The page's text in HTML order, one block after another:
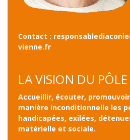
Contact :
vienne.fr
LA VISION DU PÔLE
Accueillir, écouter,
manière inconditionnelle les
handicapées, exilées,
matérielle et sociale.